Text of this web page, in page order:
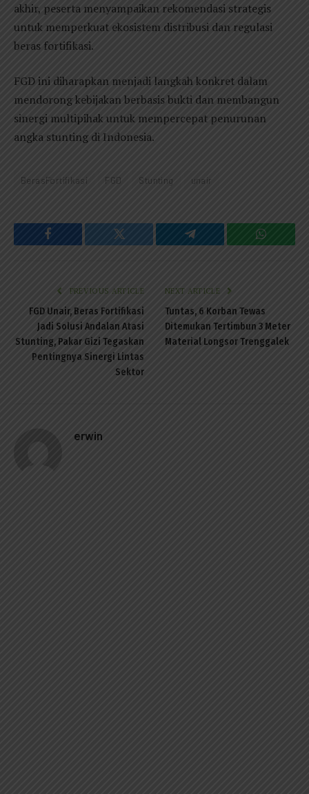
akhir, peserta menyampaikan rekomendasi strategis
untuk memperkuat ekosistem distribusi dan regulasi
beras fortifikasi.
FGD ini diharapkan menjadi langkah konkret dalam
mendorong kebijakan berbasis bukti dan membangun
sinergi multipihak untuk mempercepat penurunan
angka stunting di Indonesia.
BerasFortifikasi FGD Stunting unair
Facebook Twitter Telegram
PREVIOUS ARTICLE
FGD Unair, Beras Fortifikasi
Jadi Solusi Andalan Atasi
Stunting, Pakar Gizi Tegaskan
Pentingnya Sinergi Lintas
Sektor
NEXT ARTICLE
Tuntas, 6 Korban Tewas
Ditemukan Tertimbun 3 Meter
Material Longsor Trenggalek
erwin